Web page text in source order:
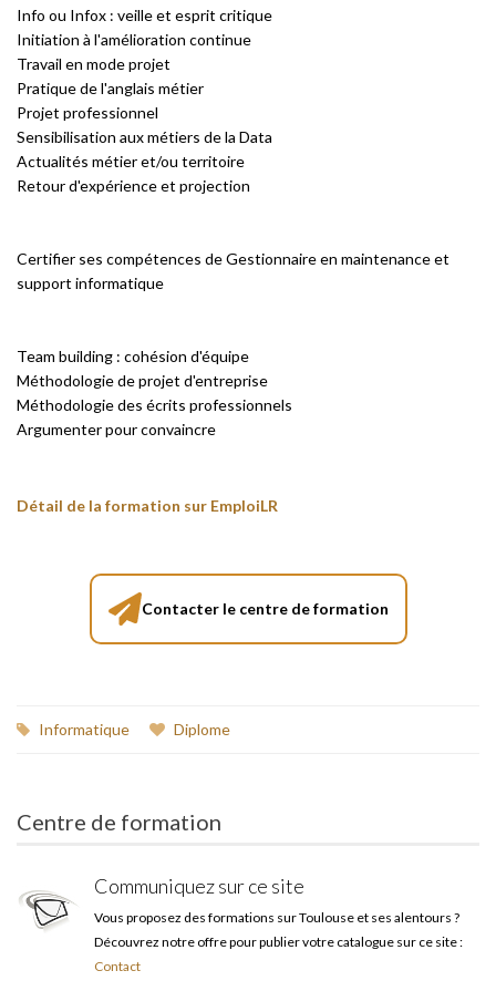
Info ou Infox : veille et esprit critique
Initiation à l'amélioration continue
Travail en mode projet
Pratique de l'anglais métier
Projet professionnel
Sensibilisation aux métiers de la Data
Actualités métier et/ou territoire
Retour d'expérience et projection
Certifier ses compétences de Gestionnaire en maintenance et
support informatique
Team building : cohésion d'équipe
Méthodologie de projet d'entreprise
Méthodologie des écrits professionnels
Argumenter pour convaincre
Détail de la formation sur EmploiLR
Contacter le centre de formation
Informatique Diplome
Centre de formation
Communiquez sur ce site
Vous proposez des formations sur Toulouse et ses alentours ?
Découvrez notre offre pour publier votre catalogue sur ce site :
Contact